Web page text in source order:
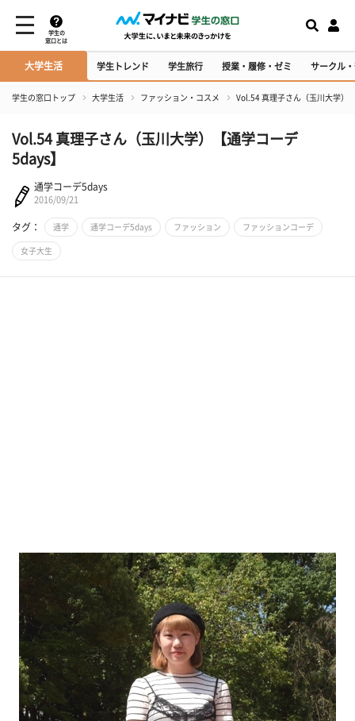
学生の
窓口とは
大学生活 学生トレンド 学生旅行 授業・履修・ゼミ サークル
学生の窓口トップ 大学生活 ファッション・コスメ Vol.54 真理子さん（玉川大学）
Vol.54 真理子さん（玉川大学）【通学コーデ
5days】
通学コーデ5days
2016/09/21
タグ： 通学 通学コーデ5days ファッション ファッションコーデ
女子大生